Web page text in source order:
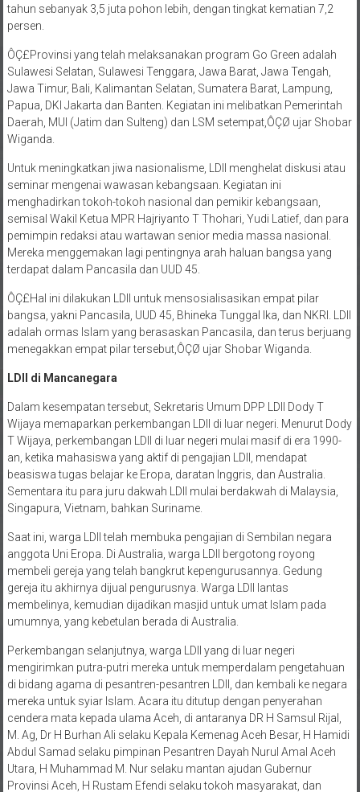
persen.
Sulawesi Selatan, Sulawesi Tenggara, Jawa Barat, Jawa Tengah,
Jawa Timur, Bali, Kalimantan Selatan, Sumatera Barat, Lampung,
Papua, DKI Jakarta dan Banten. Kegiatan ini melibatkan Pemerintah
Daerah, MUI (Jatim dan Sulteng) dan LSM setempat,ÔÇØ ujar Shobar
Wiganda.
seminar mengenai wawasan kebangsaan. Kegiatan ini
menghadirkan tokoh-tokoh nasional dan pemikir kebangsaan,
semisal Wakil Ketua MPR Hajriyanto T Thohari, Yudi Latief, dan para
pemimpin redaksi atau wartawan senior media massa nasional.
Mereka menggemakan lagi pentingnya arah haluan bangsa yang
terdapat dalam Pancasila dan UUD 45.
bangsa, yakni Pancasila, UUD 45, Bhineka Tunggal Ika, dan NKRI. LDII
adalah ormas Islam yang berasaskan Pancasila, dan terus berjuang
menegakkan empat pilar tersebut,ÔÇØ ujar Shobar Wiganda.
Wijaya memaparkan perkembangan LDII di luar negeri. Menurut Dody
T Wijaya, perkembangan LDII di luar negeri mulai masif di era 1990-
an, ketika mahasiswa yang aktif di pengajian LDII, mendapat
beasiswa tugas belajar ke Eropa, daratan Inggris, dan Australia.
Sementara itu para juru dakwah LDII mulai berdakwah di Malaysia,
Singapura, Vietnam, bahkan Suriname.
anggota Uni Eropa. Di Australia, warga LDII bergotong royong
membeli gereja yang telah bangkrut kepengurusannya. Gedung
gereja itu akhirnya dijual pengurusnya. Warga LDII lantas
membelinya, kemudian dijadikan masjid untuk umat Islam pada
umumnya, yang kebetulan berada di Australia.
mengirimkan putra-putri mereka untuk memperdalam pengetahuan
di bidang agama di pesantren-pesantren LDII, dan kembali ke negara
mereka untuk syiar Islam. Acara itu ditutup dengan penyerahan
cendera mata kepada ulama Aceh, di antaranya DR H Samsul Rijal,
M. Ag, Dr H Burhan Ali selaku Kepala Kemenag Aceh Besar, H Hamidi
Abdul Samad selaku pimpinan Pesantren Dayah Nurul Amal Aceh
Utara, H Muhammad M. Nur selaku mantan ajudan Gubernur
Provinsi Aceh, H Rustam Efendi selaku tokoh masyarakat, dan
Tengku H Burhan selaku ketua DPW LDII Provinsi Aceh.